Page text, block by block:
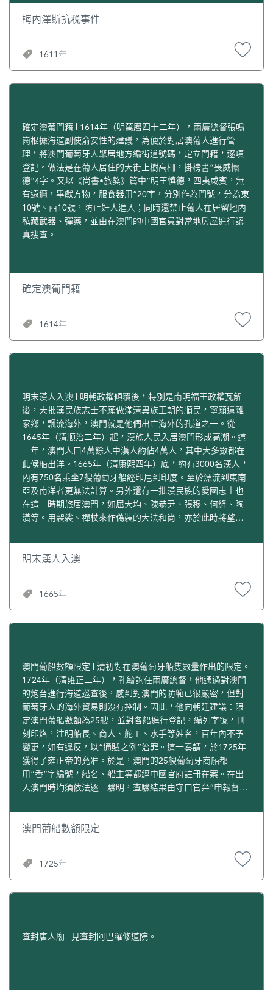
梅內澤斯抗税事件
1611年
確定澳葡門籍 | 1614年（明萬曆四十二年），兩廣總督張鳴
崗根據海道副使俞安性的建議，為便於對居澳葡人進行管
理，將澳門葡萄牙人聚居地方編街道號碼，定立門籍，逐項
登記。做法是在葡人居住的大街上樹高柵，掛榜書“畏威懷
德”4字。又以《尚書•旅獒》篇中“明王慎德，四夷咸賓，無
有遠邇，畢獻方物，服食器用”20字，分別作為門號，分為東
10號、西10號，防止奸人進入；同時還禁止葡人在居留地內
私藏武器、彈藥，並由在澳門的中國官員對當地房屋進行認
真搜查。
確定澳葡門籍
1614年
明末漢人入澳 | 明朝政權傾覆後，特別是南明福王政權瓦解
後，大批漢民族志士不願做滿清異族王朝的順民，寧願遠離
家鄉，飄流海外，澳門就是他們出亡海外的孔道之一。從
1645年（清順治二年）起，漢族人民入居澳門形成高潮。這
一年，澳門人口4萬餘人中漢人約佔4萬人，其中大多數都在
此候船出洋。1665年（清康熙四年）底，約有3000名漢人，
內有750名乘坐7艘葡萄牙船經印尼到印度。至於漂流到東南
亞及南洋者更無法計算。另外還有一批漢民族的愛國志士也
在這一時期旅居澳門，如屈大均、陳恭尹、張穆、何絳、陶
潢等。用袈裟、禪杖來作偽裝的大法和尚，亦於此時將望廈
明末漢人入澳
1665年
澳門葡船數額限定 | 清初對在澳葡萄牙船隻數量作出的限定。
1724年（清雍正二年），孔毓詢任兩廣總督，他通過對澳門
的炮台進行海道巡查後，感到對澳門的防範已很嚴密，但對
葡萄牙人的海外貿易則沒有控制。因此，他向朝廷建議：限
定澳門葡船數額為25艘，並對各船進行登記，編列字號，刊
刻印烙，注明船長、商人、舵工、水手等姓名，百年內不予
變更，如有違反，以“通賊之例”治罪。這一奏請，於1725年
獲得了雍正帝的允准。於是，澳門的25艘葡萄牙商船都
用“香”字編號，船名、船主等都經中國官府註冊在案。在出
入澳門時均須依法逐一驗明，查驗結果由守口官弁“申報督撫
澳門的進一步復興。
澳門葡船數額限定
1725年
查封唐人廟 | 見查封阿巴羅修道院。